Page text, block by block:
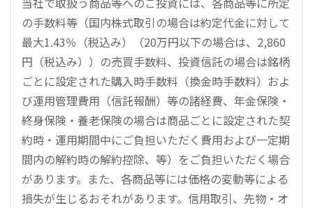
の手数料等（国内株式取引の場合は約定代金に対して
最大1.43％（税込み）（20万円以下の場合は、2,860
円（税込み））の売買手数料、投資信託の場合は銘柄
ごとに設定された購入時手数料（換金時手数料）およ
び運用管理費用（信託報酬）等の諸経費、年金保険・
終身保険・養老保険の場合は商品ごとに設定された契
約時・運用期間中にご負担いただく費用および一定期
間内の解約時の解約控除、等）をご負担いただく場合
があります。また、各商品等には価格の変動等による
損失が生じるおそれがあります。信用取引、先物・オ